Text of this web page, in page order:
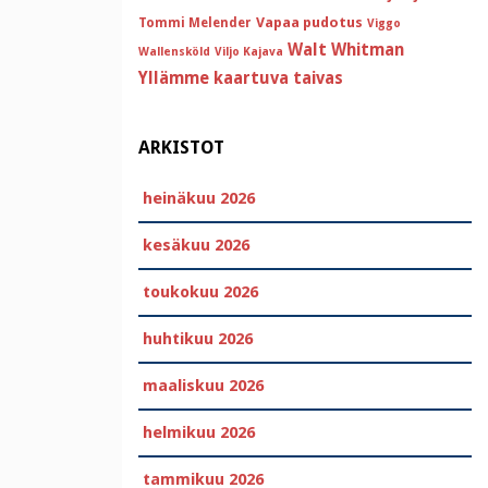
Tommi Melender Vapaa pudotus Viggo
Wallensköld Viljo Kajava Walt Whitman
Yllämme kaartuva taivas
ARKISTOT
heinäkuu 2026
kesäkuu 2026
toukokuu 2026
huhtikuu 2026
maaliskuu 2026
helmikuu 2026
tammikuu 2026